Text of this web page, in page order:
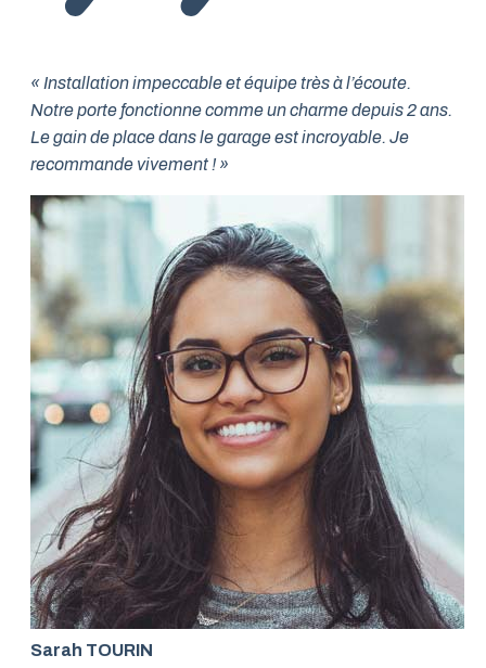
« Installation impeccable et équipe très à l’écoute.
Notre porte fonctionne comme un charme depuis 2 ans.
Le gain de place dans le garage est incroyable. Je
recommande vivement ! »
Sarah TOURIN